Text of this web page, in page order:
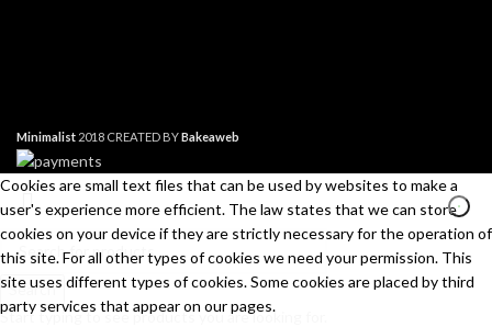
Minimalist 2018 CREATED BYBakeaweb
Search
Start typing to see products you are looking for.
Cookies are small text files that can be used by websites to make a
user's experience more efficient. The law states that we can store
cookies on your device if they are strictly necessary for the operation of
this site. For all other types of cookies we need your permission. This
site uses different types of cookies. Some cookies are placed by third
party services that appear on our pages.